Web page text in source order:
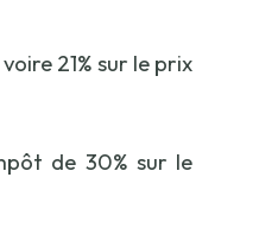
21% sur le prix
de 30% sur le